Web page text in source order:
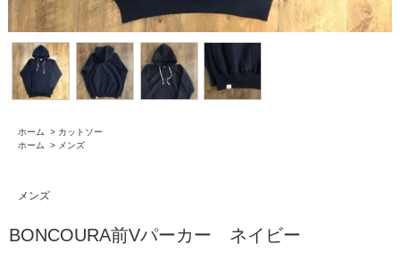
ホーム > カットソー
ホーム
> メンズ
メンズ
BONCOURA前Vパーカー ネイビー